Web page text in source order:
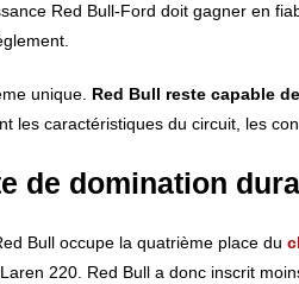
Red Bull-Ford doit gagner en
unique. Red Bull reste capable
les caractéristiques du circuit, les
de domination
Bull occupe la quatrième place du
220. Red Bull a donc inscrit